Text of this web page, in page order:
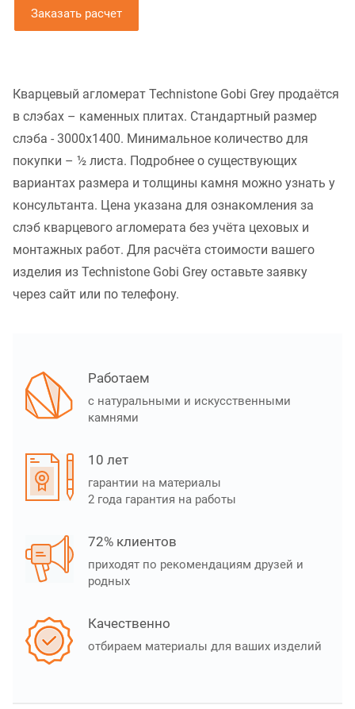
Заказать расчет
Кварцевый агломерат Technistone Gobi Grey продаётся
в слэбах – каменных плитах. Стандартный размер
слэба - 3000x1400. Минимальное количество для
покупки – ½ листа. Подробнее о существующих
вариантах размера и толщины камня можно узнать у
консультанта. Цена указана для ознакомления за
слэб кварцевого агломерата без учёта цеховых и
монтажных работ. Для расчёта стоимости вашего
изделия из Technistone Gobi Grey оставьте заявку
через сайт или по телефону.
Работаем
с натуральными и искусственными
камнями
10 лет
гарантии на материалы
2 года гарантия на работы
72% клиентов
приходят по рекомендациям друзей и
родных
Качественно
отбираем материалы для ваших изделий